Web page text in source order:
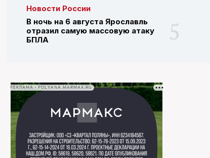
Новости России
В ночь на 6 августа Ярославль
отразил самую массовую атаку
БПЛА
РЕКЛАМА • POLYANA.MARMAX.RU